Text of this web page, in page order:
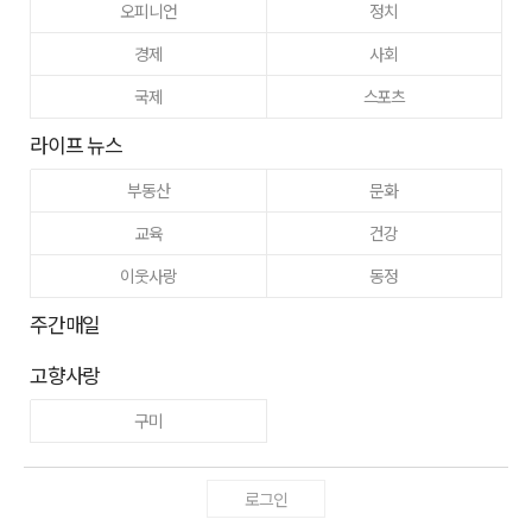
오피니언
정치
경제
사회
국제
스포츠
라이프 뉴스
부동산
문화
교육
건강
이웃사랑
동정
주간매일
고향사랑
구미
로그인